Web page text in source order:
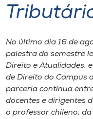
Atendimento ao
Portal de Ensino
A
Internacionalização
No último dia 16 de
palestra do semestre
Direito e Atualidades,
de Direito do Campus
parceria contínua
docentes e dirigentes
o professor chileno,